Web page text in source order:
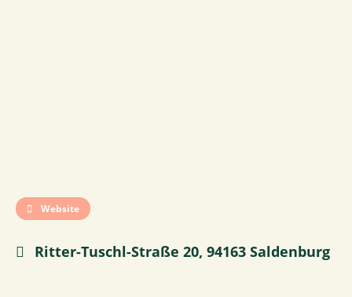
Website
Ritter-Tuschl-Straße 20, 94163 Saldenburg